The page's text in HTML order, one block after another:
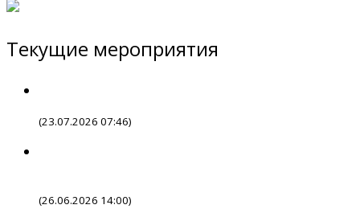
Текущие мероприятия
(23.07.2026 07:46)
(26.06.2026 14:00)